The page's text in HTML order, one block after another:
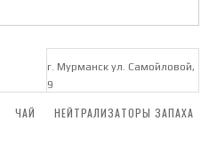
г. Мурманск ул. Самойловой,
9
ЧАЙ НЕЙТРАЛИЗАТОРЫ ЗАПАХА